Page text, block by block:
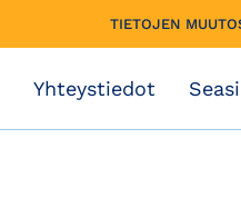
TIETOJEN
Yhteystiedot